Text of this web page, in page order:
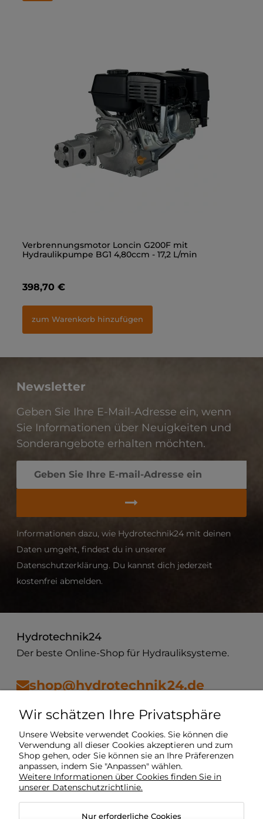
Verbrennungsmotor Loncin G200F mit
Hydraulikpumpe BG1 4,80ccm - 17,2 L/min
398,70 €
zum Warenkorb hinzufügen
Gerade Einschraubverschraubung 3/8" - M18x1,5
1,40 €
zum Warenkorb hinzufügen
Newsletter
Geben Sie Ihre E-Mail-Adresse ein, wenn
Sie Informationen über Neuigkeiten und
Sonderangebote erhalten möchten.
Informationen dazu, wie Hydrotechnik24 mit deinen
Daten umgeht, findest du in unserer
Datenschutzerklärung. Du kannst dich jederzeit
kostenfrei abmelden.
Hydrotechnik24
Der beste Online-Shop für Hydrauliksysteme.
shop@hydrotechnik24.de
Vorschriften
Mein Konto
Wir schätzen Ihre Privatsphäre
Unsere Website verwendet Cookies. Sie können die
Verwendung all dieser Cookies akzeptieren und zum
Shop gehen, oder Sie können sie an Ihre Präferenzen
anpassen, indem Sie "Anpassen" wählen.
Weitere Informationen über Cookies finden Sie in
unserer Datenschutzrichtlinie.
Nur erforderliche Cookies